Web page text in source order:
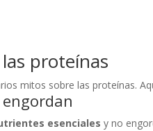
proteínas
mitos sobre las proteínas.
esenciales y no